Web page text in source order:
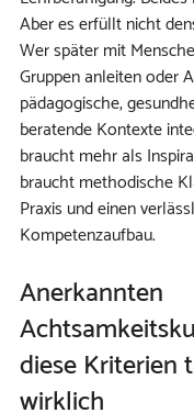
Aber es erfüllt nicht
Wer später mit
Gruppen anleiten oder
pädagogische,
beratende Kontexte
braucht mehr als
braucht methodische
Praxis und einen
Kompetenzaufbau.
Anerkannten
diese Kriterien
wirklich